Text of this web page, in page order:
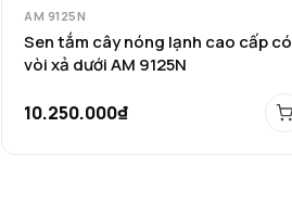
AM 9125N
Sen tắm cây nóng lạnh cao cấp có
vòi xả dưới AM 9125N
10.250.000₫